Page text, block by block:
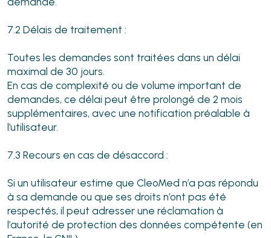
7.2 Délais de traitement :
Toutes les demandes sont traitées dans un délai
maximal de 30 jours.
En cas de complexité ou de volume important de
demandes, ce délai peut être prolongé de 2 mois
supplémentaires, avec une notification préalable à
l’utilisateur.
7.3 Recours en cas de désaccord :
Si un utilisateur estime que CleoMed n’a pas répondu
à sa demande ou que ses droits n’ont pas été
respectés, il peut adresser une réclamation à
l’autorité de protection des données compétente (en